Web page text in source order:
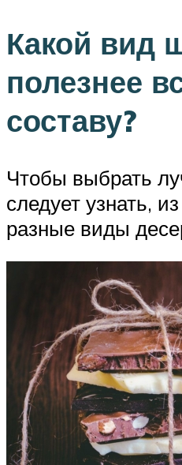
Какой вид
полезнее
составу?
Чтобы выбрать
следует узнать,
разные виды